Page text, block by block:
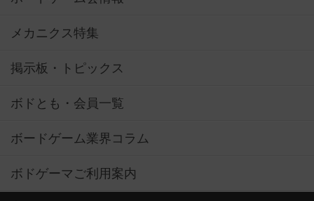
メカニクス特集
掲示板・トピックス
ボドとも・会員一覧
ボードゲーム業界コラム
ボドゲーマご利用案内